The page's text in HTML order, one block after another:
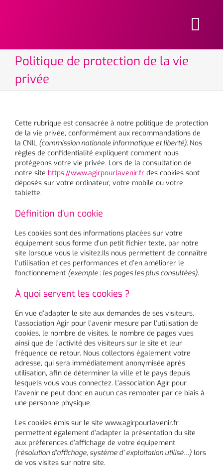
Agir
Nous
Politique de protection de la vie
privée
Cette rubrique est consacrée à notre politique de protection
de la vie privée, conformément aux recommandations de
la CNIL (commission nationale informatique et liberté). Nos
règles de confidentialité expliquent comment nous
protégeons votre vie privée. Lors de la consultation de
notre site https://www.agirpourlavenir.fr des cookies sont
déposés sur votre ordinateur, votre mobile ou votre
tablette.
Définition d’un cookie
Les cookies sont des informations placées sur votre
équipement sous forme d’un petit fichier texte, par notre
site lorsque vous le visitez.Ils nous permettent de connaître
l’utilisation et ces performances et d’en améliorer le
fonctionnement (exemple : les pages les plus consultées).
À quoi servent les cookies ?
En vue d’adapter le site aux demandes de ses visiteurs,
l’association Agir pour l’avenir mesure par l’utilisation de
cookies, le nombre de visites, le nombre de pages vues
ainsi que de l’activité des visiteurs sur le site et leur
fréquence de retour. Nous collectons également votre
adresse, qui sera immédiatement anonymisée après
utilisation, afin de déterminer la ville et le pays depuis
lesquels vous vous connectez. L’association Agir pour
l’avenir ne peut donc en aucun cas remonter par ce biais à
une personne physique.
Les cookies émis sur le site www.agirpourlavenir.fr
permettent également d’adapter la présentation du site
aux préférences d’affichage de votre équipement
(résolution d’affichage, système d’ exploitation utilisé…) lors
de vos visites sur notre site.